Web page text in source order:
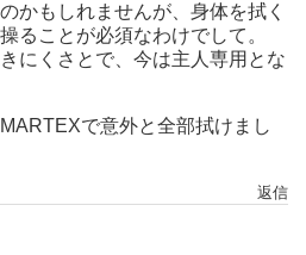
かもしれませんが、身体を拭く
ることが必須なわけでして。
にくさとで、今は主人専用とな
で意外と全部拭けまし
返信